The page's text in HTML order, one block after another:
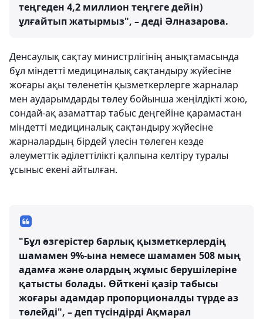
теңгеден 4,2 миллион теңгеге дейін)
ұлғайтып жатырмыз", – деді Әлназарова.
Денсаулық сақтау министрлігінің анықтамасында
бұл міндетті медициналық сақтандыру жүйесіне
жоғары ақы төленетін қызметкерлерге жарналар
мен аударымдарды төлеу бойынша жеңілдікті жою,
сондай-ақ азаматтар табыс деңгейіне қарамастан
міндетті медициналық сақтандыру жүйесіне
жарналардың бірдей үлесін төлеген кезде
әлеуметтік әділеттілікті қалпына келтіру туралы
ұсыныс екені айтылған.
"Бұл өзгерістер барлық қызметкерлердің
шамамен 9%-ына немесе шамамен 508 мың
адамға және олардың жұмыс берушілеріне
қатысты болады. Өйткені қазір табысы
жоғары адамдар пропорционалды түрде аз
төлейді", – деп түсіндірді Ақмарал